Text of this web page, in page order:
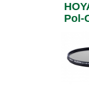
Pol-